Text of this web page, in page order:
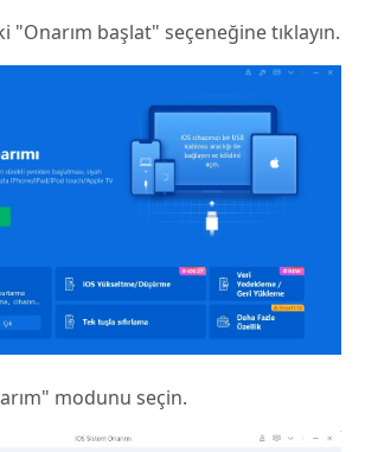
"Onarım başlat" seçeneğine tıklayın.
modunu seçin.